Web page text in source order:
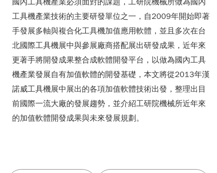
國內工具機產業必須面對的課題，工研院機械所做為國內
工具機產業技術的主要研發單位之一，自2009年開始即著
手發展多軸與複合化工具機加值應用軟體，並且多次在台
北國際工具機展中與參展廠商搭配展出研發成果，近年來
更著手將開發成果整合成軟體開發平台，以做為國內工具
機產業發展自有加值軟體的開發基礎，本文將從2013年漢
諾威工具機展中展出的各項加值軟體技術出發，整理出目
前國際一流大廠的發展趨勢，並介紹工研院機械所近年來
的加值軟體開發成果與未來發展規劃。